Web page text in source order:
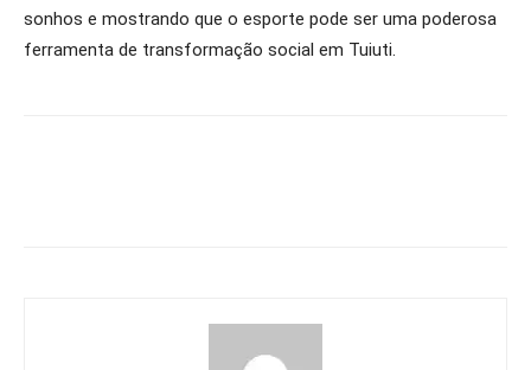
sonhos e mostrando que o esporte pode ser uma poderosa
ferramenta de transformação social em Tuiuti.